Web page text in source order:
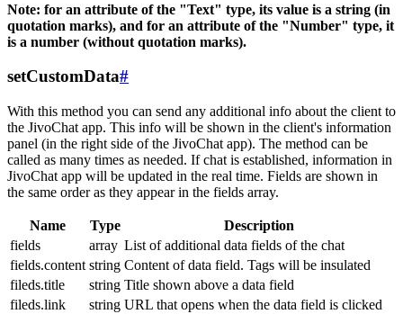
Note: for an attribute of the "Text" type, its value is a string (in
quotation marks), and for an attribute of the "Number" type, it
is a number (without quotation marks).
setCustomData#
With this method you can send any additional info about the client to
the JivoChat app. This info will be shown in the client's information
panel (in the right side of the JivoChat app). The method can be
called as many times as needed. If chat is established, information in
JivoChat app will be updated in the real time. Fields are shown in
the same order as they appear in the fields array.
Name Type
Description
fields
array List of additional data fields of the chat
fields.content string Content of data field. Tags will be insulated
fileds.title
string Title shown above a data field
fileds.link
string URL that opens when the data field is clicked